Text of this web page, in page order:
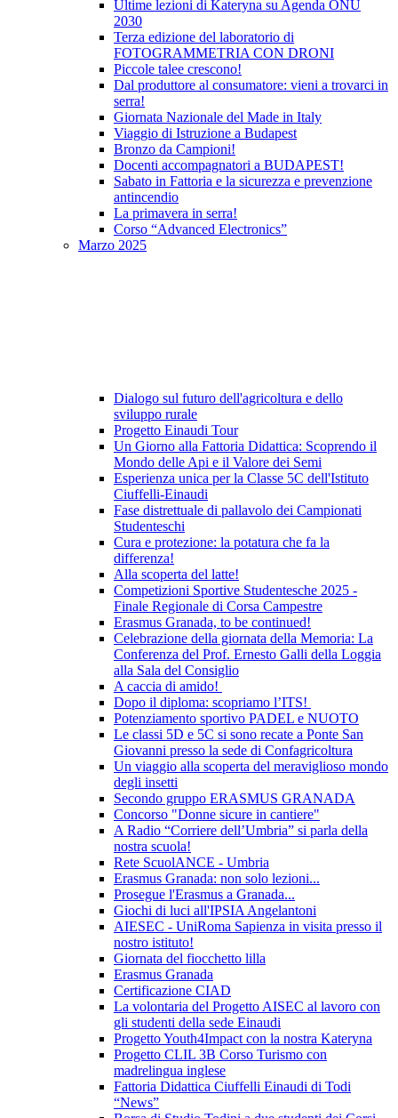
Ultime lezioni di Kateryna su Agenda ONU
2030
Terza edizione del laboratorio di
FOTOGRAMMETRIA CON DRONI
Piccole talee crescono!
Dal produttore al consumatore: vieni a trovarci in
serra!
Giornata Nazionale del Made in Italy
Viaggio di Istruzione a Budapest
Bronzo da Campioni!
Docenti accompagnatori a BUDAPEST!
Sabato in Fattoria e la sicurezza e prevenzione
antincendio
La primavera in serra!
Corso “Advanced Electronics”
Marzo 2025
Dialogo sul futuro dell'agricoltura e dello
sviluppo rurale
Progetto Einaudi Tour
Un Giorno alla Fattoria Didattica: Scoprendo il
Mondo delle Api e il Valore dei Semi
Esperienza unica per la Classe 5C dell'Istituto
Ciuffelli-Einaudi
Fase distrettuale di pallavolo dei Campionati
Studenteschi
Cura e protezione: la potatura che fa la
differenza!
Alla scoperta del latte!
Competizioni Sportive Studentesche 2025 -
Finale Regionale di Corsa Campestre
Erasmus Granada, to be continued!
Celebrazione della giornata della Memoria: La
Conferenza del Prof. Ernesto Galli della Loggia
alla Sala del Consiglio
A caccia di amido!
Dopo il diploma: scopriamo l’ITS!
Potenziamento sportivo PADEL e NUOTO
Le classi 5D e 5C si sono recate a Ponte San
Giovanni presso la sede di Confagricoltura
Un viaggio alla scoperta del meraviglioso mondo
degli insetti
Secondo gruppo ERASMUS GRANADA
Concorso "Donne sicure in cantiere"
A Radio “Corriere dell’Umbria” si parla della
nostra scuola!
Rete ScuolANCE - Umbria
Erasmus Granada: non solo lezioni...
Prosegue l'Erasmus a Granada...
Giochi di luci all'IPSIA Angelantoni
AIESEC - UniRoma Sapienza in visita presso il
nostro istituto!
Giornata del fiocchetto lilla
Erasmus Granada
Certificazione CIAD
La volontaria del Progetto AISEC al lavoro con
gli studenti della sede Einaudi
Progetto Youth4Impact con la nostra Kateryna
Progetto CLIL 3B Corso Turismo con
madrelingua inglese
Fattoria Didattica Ciuffelli Einaudi di Todi
“News”